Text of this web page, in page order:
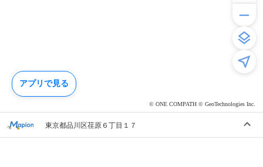
© ONE COMPATH © GeoTechnologies Inc.
東京都品川区荏原６丁目１７
アプリで見る